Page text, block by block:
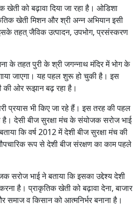
को बढ़ावा दिया जा रहा है। ओडिशा
खेती मिशन और श्री अन्न अभियान इसी
तहत् जैविक उत्पादन, उपभोग, प्रसंस्करण
के तहत पुरी के श्री जगन्नाथ मंदिर में भोग के
जाएगा। यह पहल शुरू हो चुकी है। इस
ओर रूझान बढ़ रहा है।
प्रयास भी किए जा रहे हैं। इस तरह की पहल
देसी बीज सुरक्षा मंच के संयोजक सरोज भाई
कि वर्ष 2012 में देशी बीज सुरक्षा मंच की
रूप से देशी बीज संरक्षण का काम पहले
सरोज भाई ने बताया कि इसका उद्देश्य देशी
है। प्राकृतिक खेती को बढ़ावा देना, बाजार
समाज व किसान को आत्मनिर्भर बनाना है।